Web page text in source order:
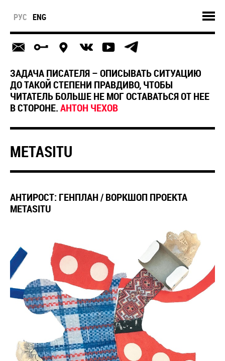
РУС ENG
ЗАДАЧА ПИСАТЕЛЯ – ОПИСЫВАТЬ СИТУАЦИЮ
ДО ТАКОЙ СТЕПЕНИ ПРАВДИВО, ЧТОБЫ
ЧИТАТЕЛЬ БОЛЬШЕ НЕ МОГ ОСТАВАТЬСЯ ОТ НЕЕ
В СТОРОНЕ.АНТОН ЧЕХОВ
METASITU
АНТИРОСТ: ГЕНПЛАН / ВОРКШОП ПРОЕКТА
METASITU